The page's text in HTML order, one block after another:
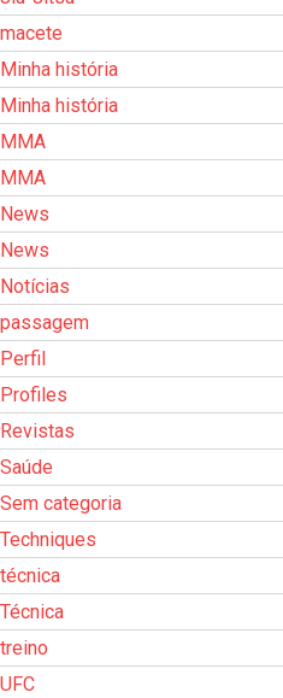
macete
Minha história
Minha história
MMA
MMA
News
News
Notícias
passagem
Perfil
Profiles
Revistas
Saúde
Sem categoria
Techniques
técnica
Técnica
treino
UFC